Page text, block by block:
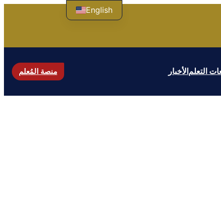
التعلمالأخبار منصة المُعلم
English